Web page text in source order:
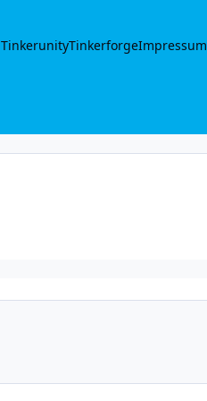
TinkerunityTinkerforgeImpressum